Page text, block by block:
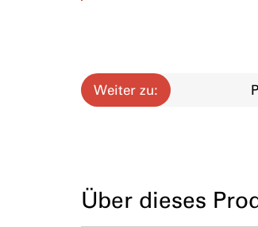
Weiter zu:
Über dieses